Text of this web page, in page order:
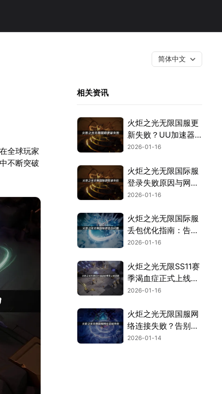
简体中文
全球玩家
不断突破
相关资讯
火炬之光无限国服更
新失败？UU加速器
提供高效解决方案！
2026-01-16
火炬之光无限国际服
登录失败原因与网络
加速解决方案！
2026-01-16
火炬之光无限国际服
丢包优化指南：告别
丢包畅玩渴瘾症赛
2026-01-16
火炬之光无限SS11赛
季渴血症正式上线及
网络优化攻略！
2026-01-16
火炬之光无限国服网
络连接失败？告别连
接失败终极指南！
2026-01-14